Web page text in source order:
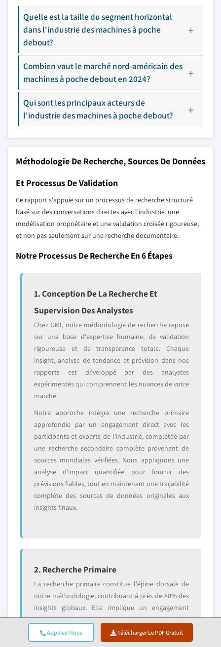
Appelez-Nous Télécharger Le PDF Gratuit
Quelle est la taille du segment horizontal
dans l'industrie des machines à poche
debout?
Combien vaut le marché nord-américain des
machines à poche debout en 2024?
Qui sont les principaux acteurs de
l'industrie des machines à poche debout?
Méthodologie De Recherche, Sources De Données
Et Processus De Validation
Ce rapport s'appuie sur un processus de recherche structuré
basé sur des conversations directes avec l'industrie, une
modélisation propriétaire et une validation croisée rigoureuse,
et non pas seulement sur une recherche documentaire.
Notre Processus De Recherche En 6 Étapes
1. Conception De La Recherche Et
Supervision Des Analystes
Chez GMI, notre méthodologie de recherche repose
sur une base d'expertise humaine, de validation
rigoureuse et de transparence totale. Chaque
insight, analyse de tendance et prévision dans nos
rapports est développé par des analystes
expérimentés qui comprennent les nuances de votre
marché.
Notre approche intègre une recherche primaire
approfondie par un engagement direct avec les
participants et experts de l'industrie, complétée par
une recherche secondaire complète provenant de
sources mondiales vérifiées. Nous appliquons une
analyse d'impact quantifiée pour fournir des
prévisions fiables, tout en maintenant une traçabilité
complète des sources de données originales aux
insights finaux.
2. Recherche Primaire
La recherche primaire constitue l'épine dorsale de
notre méthodologie, contribuant à près de 80% des
insights globaux. Elle implique un engagement
direct avec les participants de l'industrie pour
garantir l'exactitude et la profondeur de l'analyse.
Notre programme d'entretiens structurés couvre les